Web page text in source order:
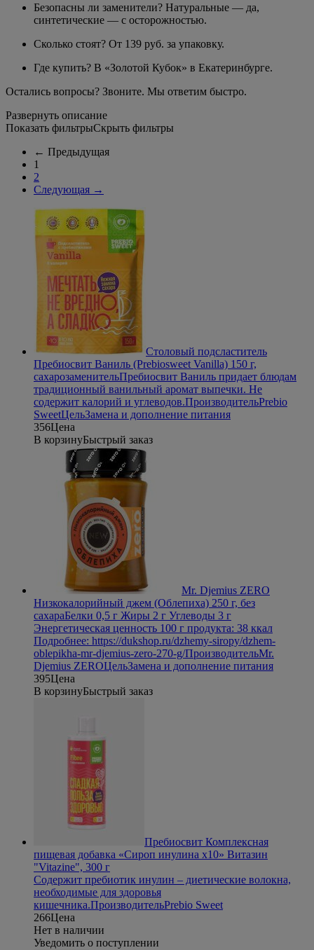
Безопасны ли заменители? Натуральные — да,
синтетические — с осторожностью.
Сколько стоят? От 139 руб. за упаковку.
Где купить? В «Золотой Кубок» в Екатеринбурге.
Остались вопросы? Звоните. Мы ответим быстро.
Развернуть описание
Показать фильтрыСкрыть фильтры
← Предыдущая
1
2
Следующая →
Столовый подсластитель
Пребиосвит Ваниль (Prebiosweet Vanilla) 150 г,
сахарозаменительПребиосвит Ваниль придает блюдам
традиционный ванильный аромат выпечки. Не
содержит калорий и углеводов.ПроизводительPrebio
SweetЦельЗамена и дополнение питания
356Цена
В корзинуБыстрый заказ
Mr. Djemius ZERO
Низкокалорийный джем (Облепиха) 250 г, без
сахараБелки 0,5 г Жиры 2 г Углеводы 3 г
Энергетическая ценность 100 г продукта: 38 ккал
Подробнее: https://dukshop.ru/dzhemy-siropy/dzhem-
oblepikha-mr-djemius-zero-270-g/ПроизводительMr.
Djemius ZEROЦельЗамена и дополнение питания
395Цена
В корзинуБыстрый заказ
Пребиосвит Комплексная
пищевая добавка «Сироп инулина х10» Витазин
"Vitazine", 300 г
Содержит пребиотик инулин – диетические волокна,
необходимые для здоровья
кишечника.ПроизводительPrebio Sweet
266Цена
Нет в наличии
Уведомить о поступлении